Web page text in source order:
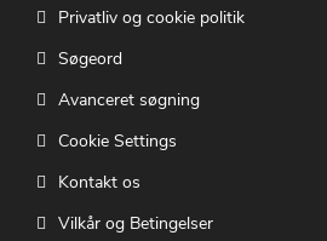
Privatliv og cookie politik
Søgeord
Avanceret søgning
Cookie Settings
Kontakt os
Vilkår og Betingelser